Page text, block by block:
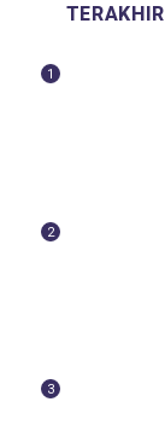
TERAKHIR
1
2
3